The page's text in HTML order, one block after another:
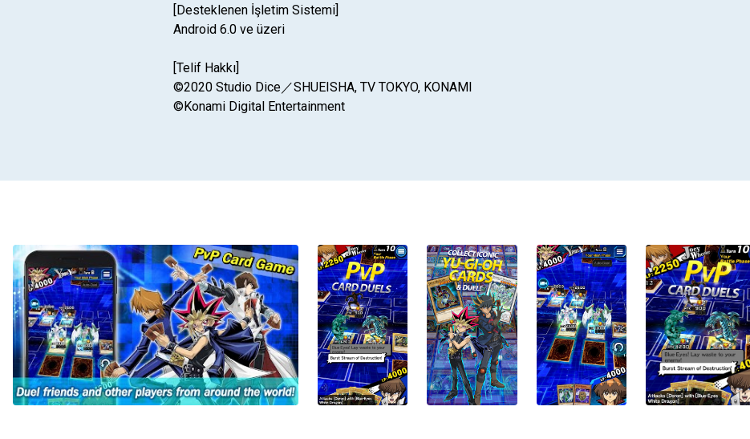
[Desteklenen İşletim Sistemi]
Android 6.0 ve üzeri
[Telif Hakkı]
©2020 Studio Dice／SHUEISHA, TV TOKYO, KONAMI
©Konami Digital Entertainment